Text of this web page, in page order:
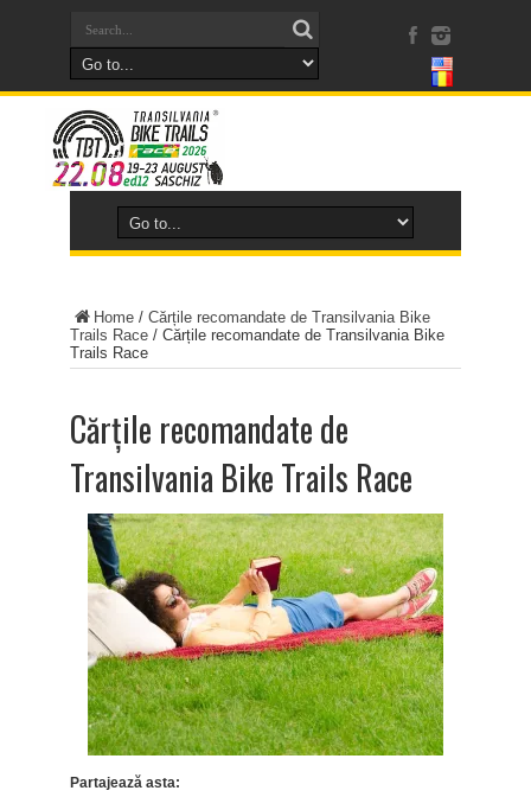
Home / Cărțile recomandate de Transilvania Bike
Trails Race / Cărțile recomandate de Transilvania Bike
Trails Race
Cărțile recomandate de
Transilvania Bike Trails Race
Partajează asta: